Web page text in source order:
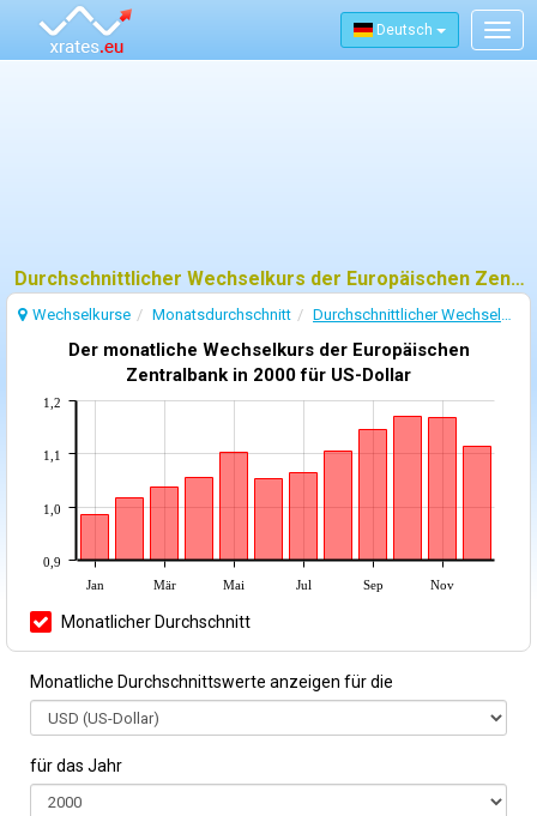
Deutsch
Durchschnittlicher Wechselkurs der Europäischen Zentralbank (EZB) - 2000
Wechselkurse Monatsdurchschnitt Durchschnittlicher Wechselkurs 2000
Der monatliche Wechselkurs der Europäischen
Zentralbank in 2000 für US-Dollar
Jan Mär Mai Jul Sep Nov
0,9
1,0
1,1
1,2
Monatlicher Durchschnitt
Monatliche Durchschnittswerte anzeigen für die
für das Jahr